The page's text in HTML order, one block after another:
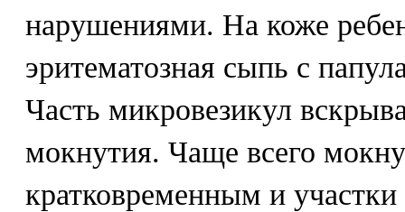
нарушениями. На коже
эритематозная сыпь с
Часть микровезикул
мокнутия. Чаще всего
кратковременным и